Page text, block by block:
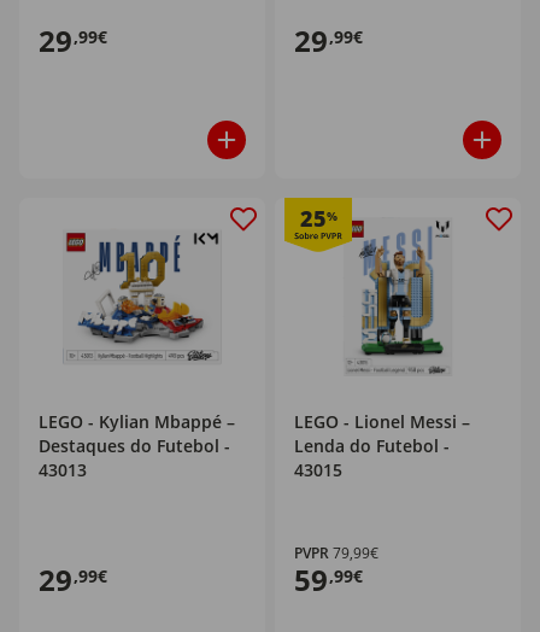
29,99€ 29,99€
LEGO - Kylian Mbappé –
Destaques do Futebol -
43013
29,99€
25%
LEGO - Lionel Messi –
Lenda do Futebol -
43015
PVPR79,99€
59,99€